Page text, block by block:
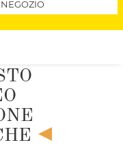
NEGOZIO